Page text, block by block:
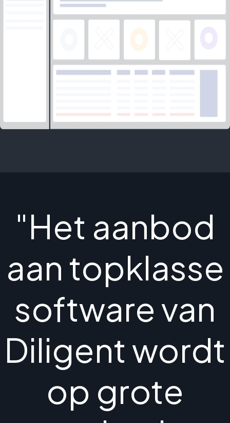
"Het aanbod
aan topklasse
software van
Diligent wordt
op grote